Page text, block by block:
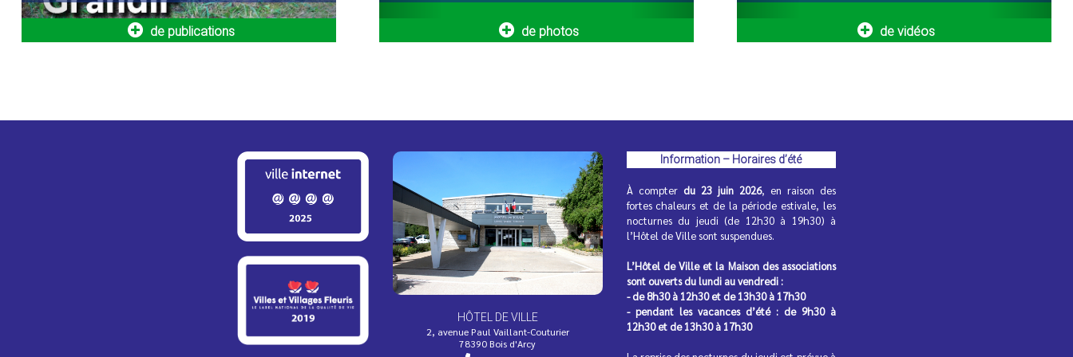
centres de loisirs...
simplifiez vos déplacements dès
Bornes de recharge pour
véhicules électriques
Engagée dans la transition écologique et le
développement des mobilités durables, la
Ville poursuit le déploiement...
Opération Tranquillité Absence :
partez en vacances l’esprit
serein !
Vous vous absentez pendant les vacances
d’été ? La Police municipale peut assurer une
surveillance régulière...
septembre
2026
Préparez vos manuels pour
la rentrée !
de publications de photos de vidéos
HÔTEL DE VILLE
2, avenue Paul Vaillant-Couturier
78390 Bois d'Arcy
Information – Horaires d’été
À compter du 23 juin 2026, en raison des
fortes chaleurs et de la période estivale, les
nocturnes du jeudi (de 12h30 à 19h30) à
l’Hôtel de Ville sont suspendues.
L’Hôtel de Ville et la Maison des associations
sont ouverts du lundi au vendredi :
- de 8h30 à 12h30 et de 13h30 à 17h30
- pendant les vacances d’été : de 9h30 à
12h30 et de 13h30 à 17h30